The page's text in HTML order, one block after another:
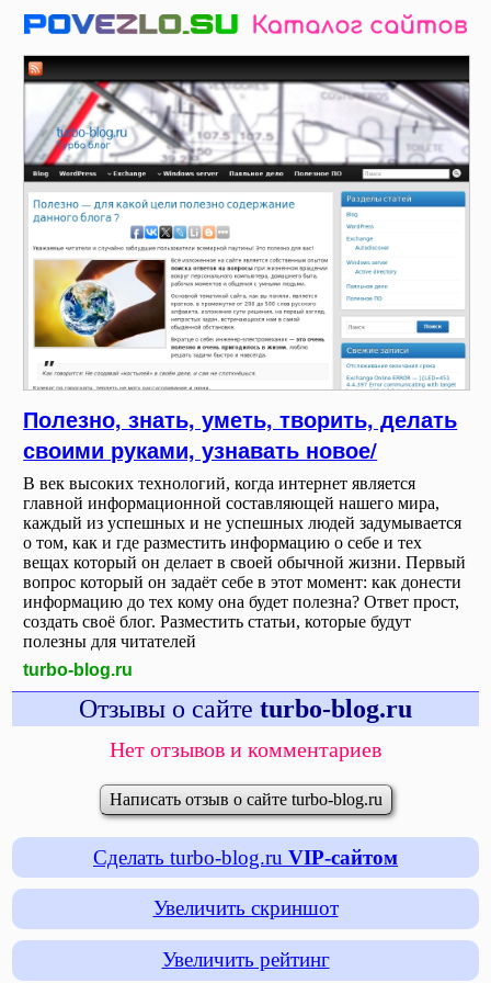
Полезно, знать, уметь, творить, делать
своими руками, узнавать новое/
В век высоких технологий, когда интернет является
главной информационной составляющей нашего мира,
каждый из успешных и не успешных людей задумывается
о том, как и где разместить информацию о себе и тех
вещах который он делает в своей обычной жизни. Первый
вопрос который он задаёт себе в этот момент: как донести
информацию до тех кому она будет полезна? Ответ прост,
создать своё блог. Разместить статьи, которые будут
полезны для читателей
turbo-blog.ru
Отзывы о сайте turbo-blog.ru
Нет отзывов и комментариев
Написать отзыв о сайте turbo-blog.ru
Сделать turbo-blog.ru VIP-сайтом
Увеличить скриншот
Увеличить рейтинг